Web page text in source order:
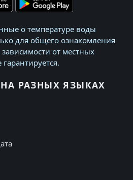
о температуре воды
для общего ознакомления
от местных
РАЗНЫХ ЯЗЫКАХ